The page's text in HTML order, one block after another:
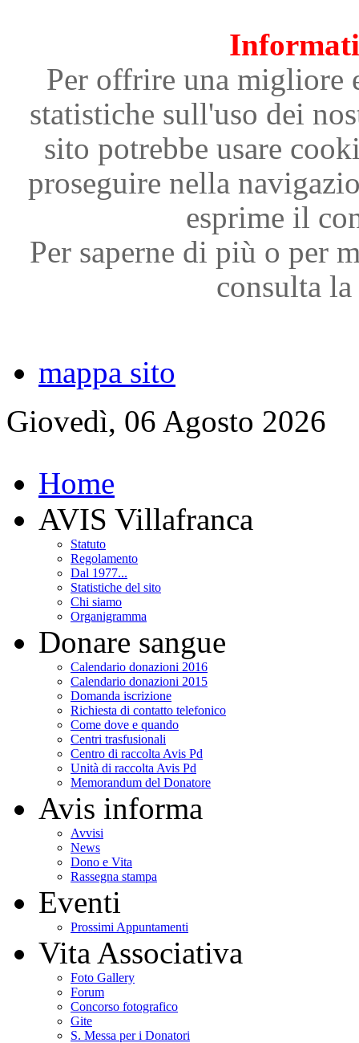
Per offrire una migliore
statistiche sull'uso dei
sito potrebbe usare
proseguire nella
esprime il
Per saperne di più o per
consulta
mappa sito
Giovedì, 06 Agosto 2026
Home
AVIS Villafranca
Statuto
Regolamento
Dal 1977...
Statistiche del sito
Chi siamo
Organigramma
Donare sangue
Calendario donazioni 2016
Calendario donazioni 2015
Domanda iscrizione
Richiesta di contatto telefonico
Come dove e quando
Centri trasfusionali
Centro di raccolta Avis Pd
Unità di raccolta Avis Pd
Memorandum del Donatore
Avis informa
Avvisi
News
Dono e Vita
Rassegna stampa
Eventi
Prossimi Appuntamenti
Vita Associativa
Foto Gallery
Forum
Concorso fotografico
Gite
S. Messa per i Donatori